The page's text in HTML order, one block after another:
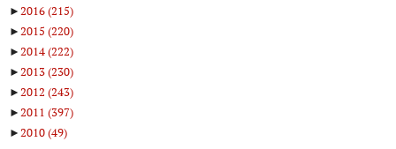
► 2016(215)
► 2015 (220)
► 2014(222)
► 2013(230)
► 2012 (243)
► 2011 (397)
► 2010(49)